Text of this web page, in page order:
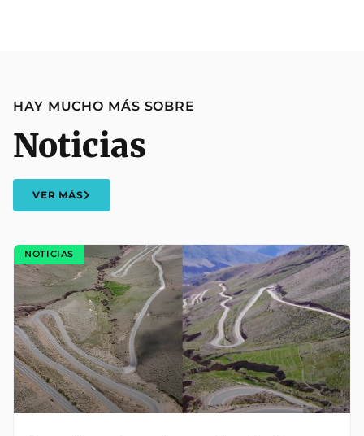
HAY MUCHO MÁS SOBRE
Noticias
VER MÁS
NOTICIAS